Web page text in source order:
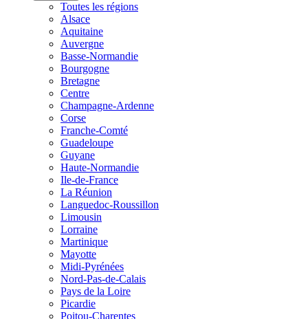
Toutes les régions
Alsace
Aquitaine
Auvergne
Basse-Normandie
Bourgogne
Bretagne
Centre
Champagne-Ardenne
Corse
Franche-Comté
Guadeloupe
Guyane
Haute-Normandie
Ile-de-France
La Réunion
Languedoc-Roussillon
Limousin
Lorraine
Martinique
Mayotte
Midi-Pyrénées
Nord-Pas-de-Calais
Pays de la Loire
Picardie
Poitou-Charentes